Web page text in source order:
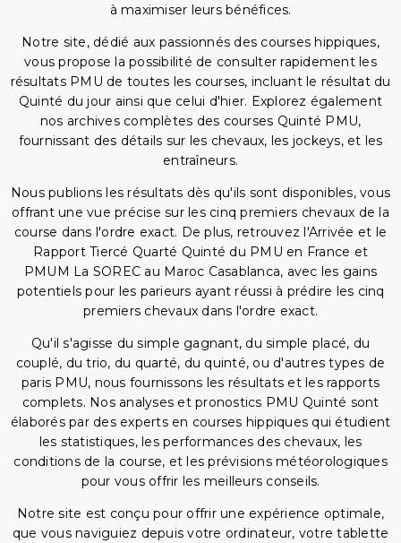
à maximiser leurs bénéfices.
Notre site, dédié aux passionnés des courses hippiques,
vous propose la possibilité de consulter rapidement les
résultats PMU de toutes les courses, incluant le résultat du
Quinté du jour ainsi que celui d'hier. Explorez également
nos archives complètes des courses Quinté PMU,
fournissant des détails sur les chevaux, les jockeys, et les
entraîneurs.
Nous publions les résultats dès qu'ils sont disponibles, vous
offrant une vue précise sur les cinq premiers chevaux de la
course dans l'ordre exact. De plus, retrouvez l'Arrivée et le
Rapport Tiercé Quarté Quinté du PMU en France et
PMUM La SOREC au Maroc Casablanca, avec les gains
potentiels pour les parieurs ayant réussi à prédire les cinq
premiers chevaux dans l'ordre exact.
Qu'il s'agisse du simple gagnant, du simple placé, du
couplé, du trio, du quarté, du quinté, ou d'autres types de
paris PMU, nous fournissons les résultats et les rapports
complets. Nos analyses et pronostics PMU Quinté sont
élaborés par des experts en courses hippiques qui étudient
les statistiques, les performances des chevaux, les
conditions de la course, et les prévisions météorologiques
pour vous offrir les meilleurs conseils.
Notre site est conçu pour offrir une expérience optimale,
que vous naviguiez depuis votre ordinateur, votre tablette